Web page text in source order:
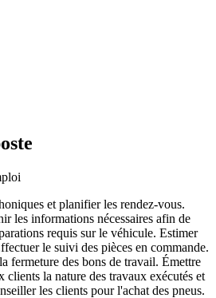
et planifier les rendez-vous.
les informations nécessaires afin de
requis sur le véhicule. Estimer
le suivi des pièces en commande.
fermeture des bons de travail. Émettre
clients la nature des travaux exécutés et
les clients pour l'achat des pneus.